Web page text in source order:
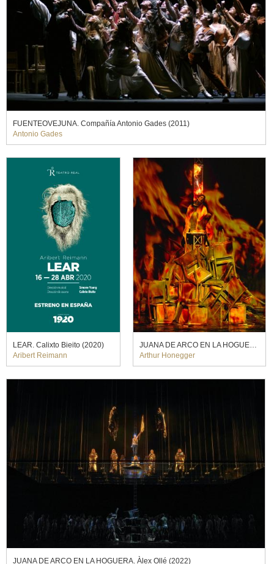
FUENTEOVEJUNA. Compañía Antonio Gades (2011)
Antonio Gades
LEAR. Calixto Bieito (2020)
Aribert Reimann
JUANA DE ARCO EN LA HOGUERA. Àlex Ollé (2022)
Arthur Honegger
JUANA DE ARCO EN LA HOGUERA. Àlex Ollé (2022)